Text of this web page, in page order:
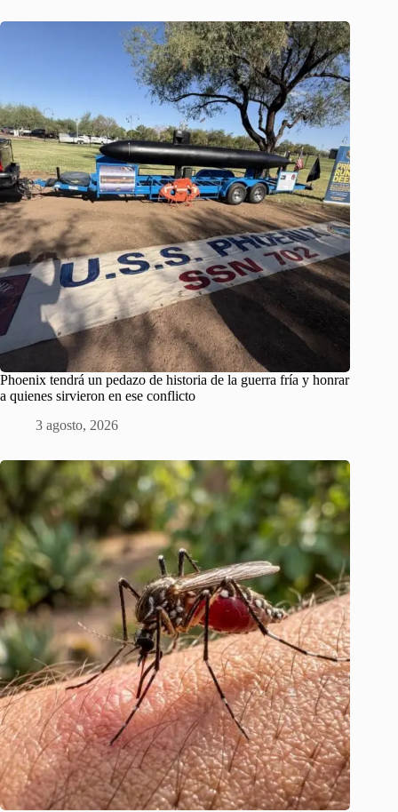
Phoenix tendrá un pedazo de historia de la guerra fría y honrar
a quienes sirvieron en ese conflicto
3 agosto, 2026